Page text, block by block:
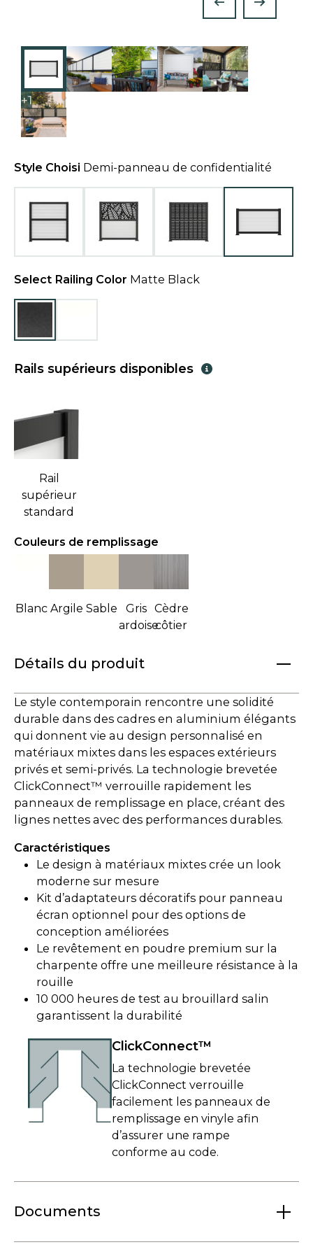
+1
Style Choisi Demi-panneau de confidentialité
Select Railing Color Matte Black
Rails supérieurs disponibles
Rail
supérieur
standard
Couleurs de remplissage
Blanc Argile Sable
Gris
ardoise
Cèdre
côtier
Détails du produit
Le style contemporain rencontre une solidité
durable dans des cadres en aluminium élégants
qui donnent vie au design personnalisé en
matériaux mixtes dans les espaces extérieurs
privés et semi-privés. La technologie brevetée
ClickConnect™ verrouille rapidement les
panneaux de remplissage en place, créant des
lignes nettes avec des performances durables.
Caractéristiques
Le design à matériaux mixtes crée un look
moderne sur mesure
Kit d’adaptateurs décoratifs pour panneau
écran optionnel pour des options de
conception améliorées
Le revêtement en poudre premium sur la
charpente offre une meilleure résistance à la
rouille
10 000 heures de test au brouillard salin
garantissent la durabilité
ClickConnect™
La technologie brevetée
ClickConnect verrouille
facilement les panneaux de
remplissage en vinyle afin
d’assurer une rampe
conforme au code.
Documents